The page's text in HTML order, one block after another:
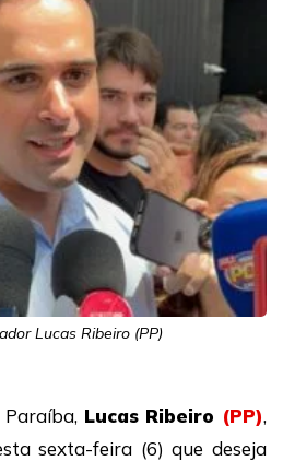
Lucas Ribeiro (PP)
Lucas Ribeiro (PP),
sexta-feira (6) que deseja